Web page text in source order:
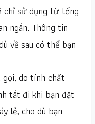
chỉ sử dụng từ tổng
ngắn. Thông tin
về sau có thể bạn
do tính chất
tắt đi khi bạn đặt
lẻ, cho dù bạn